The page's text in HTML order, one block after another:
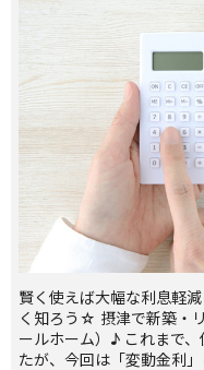
賢く使えば大幅な利息軽
く知ろう☆ 摂津で新築・
ールホーム）♪ これまで
たが、今回は「変動金利